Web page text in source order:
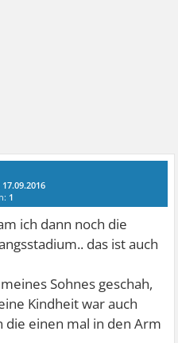
17.09.2016
1
ich dann noch die
das ist auch
Sohnes geschah,
Kindheit war auch
die einen mal in den Arm